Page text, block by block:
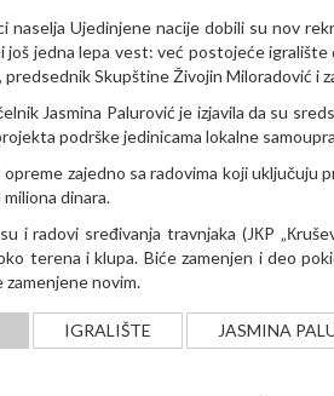
naselja Ujedinjene nacije dobili su nov
jedna lepa vest: već postojeće igralište
predsednik Skupštine Živojin Miloradović i
Jasmina Palurović je izjavila da su
podrške jedinicama lokalne
zajedno sa radovima koji uključuju
dinara.
i radovi sređivanja travnjaka (JКP
terena i klupa. Biće zamenjen i deo
zamenjene novim.
IGRALIŠTE JASMINA